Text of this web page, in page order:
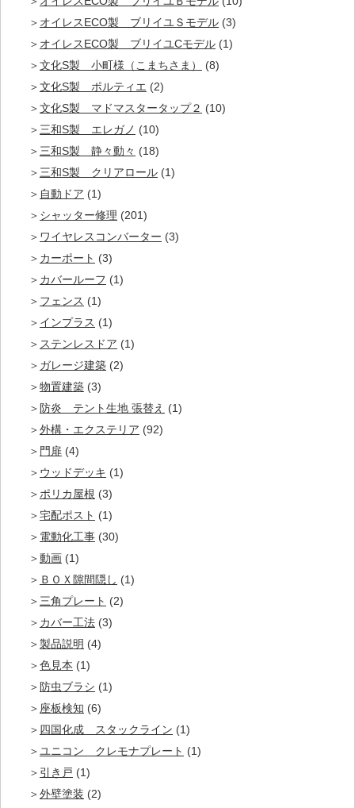
オイレスECO製 ブリイユＳモデル (3)
オイレスECO製 ブリイユCモデル (1)
文化S製 小町様（こまちさま）
(8)
文化S製 ポルティエ (2)
文化S製 マドマスタータップ２ (10)
三和S製 エレガノ (10)
三和S製 静々動々 (18)
三和S製 クリアロール (1)
自動ドア (1)
シャッター修理 (201)
ワイヤレスコンバーター (3)
カーポート (3)
カバールーフ (1)
フェンス (1)
インプラス (1)
ステンレスドア (1)
ガレージ建築 (2)
物置建築 (3)
防炎 テント生地 張替え (1)
外構・エクステリア (92)
門扉 (4)
ウッドデッキ (1)
ポリカ屋根 (3)
宅配ポスト (1)
電動化工事 (30)
動画 (1)
ＢＯＸ隙間隠し (1)
三角プレート (2)
カバー工法 (3)
製品説明 (4)
色見本 (1)
防虫ブラシ (1)
座板検知 (6)
四国化成 スタックライン (1)
ユニコン クレモナプレート (1)
引き戸 (1)
外壁塗装 (2)